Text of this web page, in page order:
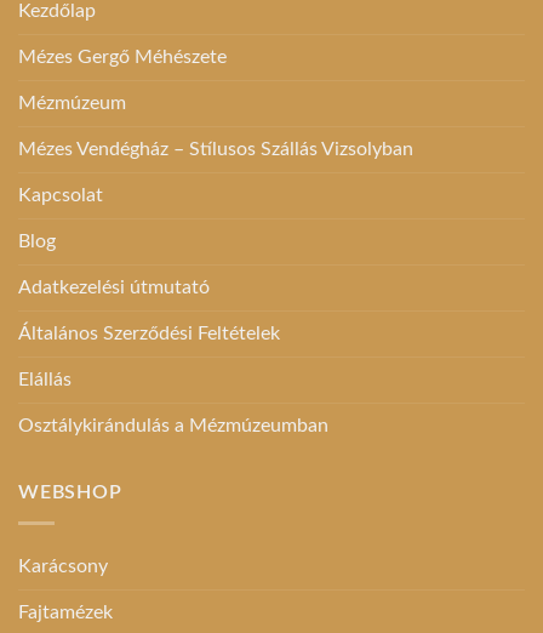
Kezdőlap
Mézes Gergő Méhészete
Mézmúzeum
Mézes Vendégház – Stílusos Szállás Vizsolyban
Kapcsolat
Blog
Adatkezelési útmutató
Általános Szerződési Feltételek
Elállás
Osztálykirándulás a Mézmúzeumban
WEBSHOP
Karácsony
Fajtamézek